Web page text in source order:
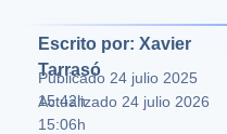
Escrito por: Xavier
Tarrasó
Publicado 24 julio 2025
15:42h
Actualizado 24 julio 2026
15:06h